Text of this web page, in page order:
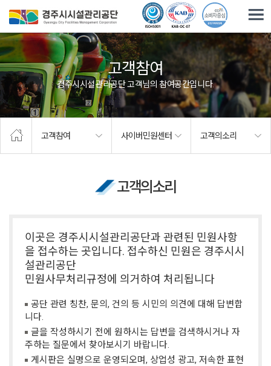
고객참여
경주시시설관리공단 고객님의 참여공간입니다.
고객참여 사이버민원센터 고객의소리
고객의소리
이곳은 경주시시설관리공단과 관련된 민원사항
을 접수하는 곳입니다. 접수하신 민원은 경주시시
설관리공단
민원사무처리규정에 의거하여 처리됩니다
공단 관련 칭찬, 문의, 건의 등 시민의 의견에 대해 답변합
니다.
글을 작성하시기 전에 원하시는 답변을 검색하시거나 자
주하는 질문에서 찾아보시기 바랍니다.
게시판은 실명으로 운영되오며, 상업성 광고, 저속한 표현